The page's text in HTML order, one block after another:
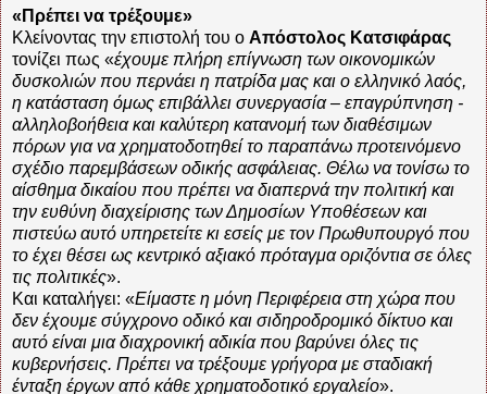
«Πρέπει να τρέξουμε»
Κλείνοντας την επιστολή του ο Απόστολος Κατσιφάρας
τονίζει πως «έχουμε πλήρη επίγνωση των οικονομικών
δυσκολιών που περνάει η πατρίδα μας και ο ελληνικό λαός,
η κατάσταση όμως επιβάλλει συνεργασία – επαγρύπνηση -
αλληλοβοήθεια και καλύτερη κατανομή των διαθέσιμων
πόρων για να χρηματοδοτηθεί το παραπάνω προτεινόμενο
σχέδιο παρεμβάσεων οδικής ασφάλειας. Θέλω να τονίσω το
αίσθημα δικαίου που πρέπει να διαπερνά την πολιτική και
την ευθύνη διαχείρισης των Δημοσίων Υποθέσεων και
πιστεύω αυτό υπηρετείτε κι εσείς με τον Πρωθυπουργό που
το έχει θέσει ως κεντρικό αξιακό πρόταγμα οριζόντια σε όλες
τις πολιτικές».
Και καταλήγει: «Είμαστε η μόνη Περιφέρεια στη χώρα που
δεν έχουμε σύγχρονο οδικό και σιδηροδρομικό δίκτυο και
αυτό είναι μια διαχρονική αδικία που βαρύνει όλες τις
κυβερνήσεις. Πρέπει να τρέξουμε γρήγορα με σταδιακή
ένταξη έργων από κάθε χρηματοδοτικό εργαλείο».